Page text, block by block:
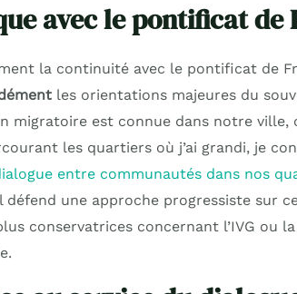
avec le pontificat de
la continuité avec le pontificat de
les orientations majeures du
migratoire est connue dans notre ville,
les quartiers où j’ai grandi, je
entre communautés dans nos
défend une approche progressiste sur
conservatrices concernant l’IVG ou